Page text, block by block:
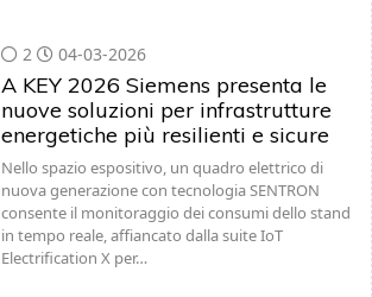
2 04-03-2026
A KEY 2026 Siemens presenta le
nuove soluzioni per infrastrutture
energetiche più resilienti e sicure
Nello spazio espositivo, un quadro elettrico di
nuova generazione con tecnologia SENTRON
consente il monitoraggio dei consumi dello stand
in tempo reale, affiancato dalla suite IoT
Electrification X per…